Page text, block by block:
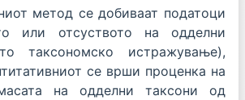
метод се добиваат податоци
или отсуството на одделни
таксономско истражување),
се врши проценка на
на одделни таксони од